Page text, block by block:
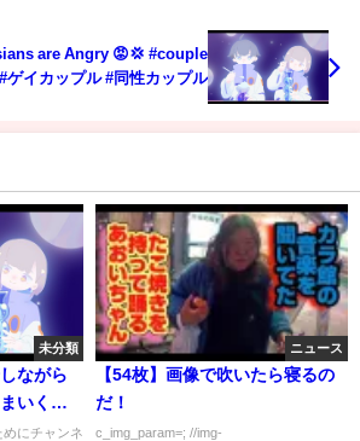
are Angry 😡💢 #couple
イカップル #同性カップル
未分類
ながら
いく
にチャンネ
ニュース
【54枚】画像で吹いたら寝るの
だ！
c_img_param=; //img-